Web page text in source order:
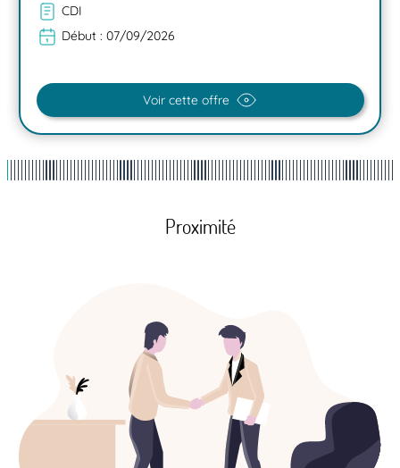
CDI
Début : 07/09/2026
Voir cette offre
Proximité